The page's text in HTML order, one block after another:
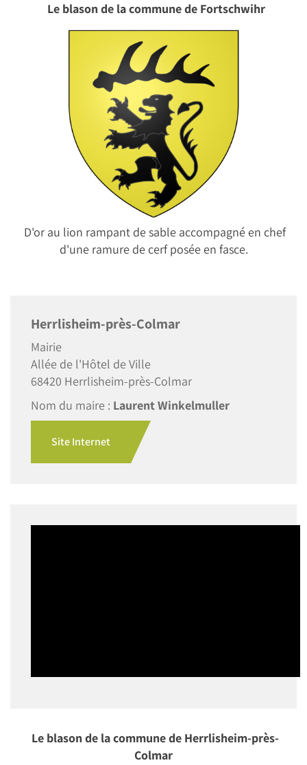
Le blason de la commune de Fortschwihr
D'or au lion rampant de sable accompagné en chef
d'une ramure de cerf posée en fasce.
Herrlisheim-près-Colmar
Mairie
Allée de l'Hôtel de Ville
68420 Herrlisheim-près-Colmar
Nom du maire : Laurent Winkelmuller
Site Internet
Le blason de la commune de Herrlisheim-près-
Colmar